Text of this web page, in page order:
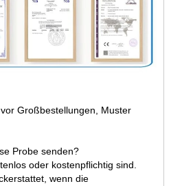
Großbestellungen, Muster
Probe senden?
oder kostenpflichtig sind.
wenn die